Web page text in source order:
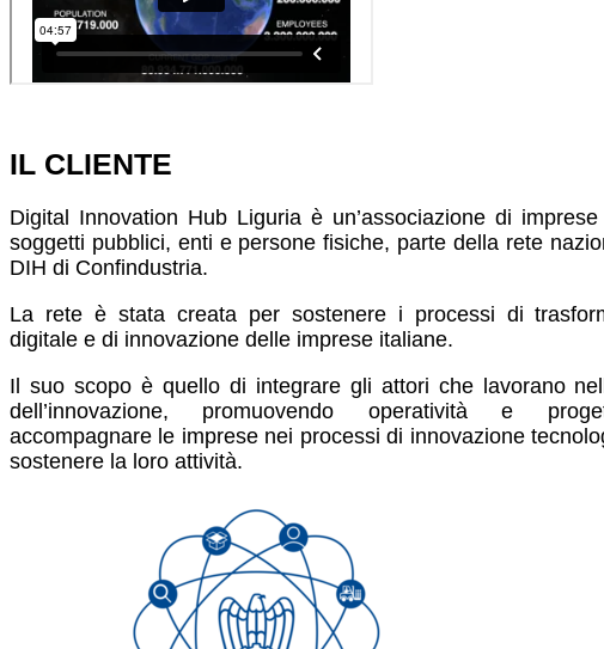
IL CLIENTE
Digital Innovation Hub Liguria è un’associazione di imprese
soggetti pubblici, enti e persone fisiche, parte della rete
DIH di Confindustria.
La rete è stata creata per sostenere i processi di
digitale e di innovazione delle imprese italiane.
Il suo scopo è quello di integrare gli attori che lavorano
dell’innovazione, promuovendo operatività e
accompagnare le imprese nei processi di innovazione
sostenere la loro attività.